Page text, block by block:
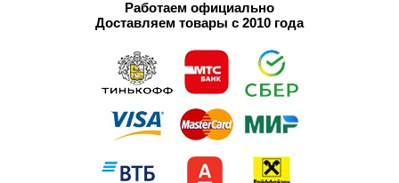
Работаем официально
Доставляем товары с 2010 года